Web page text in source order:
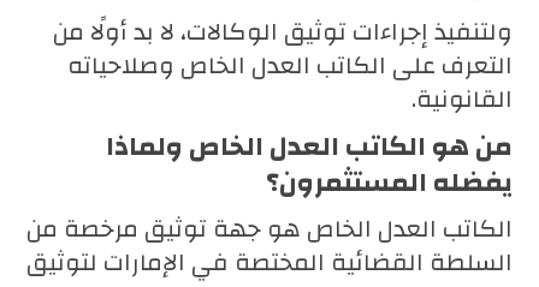
ولتنفيذ إجراءات توثيق الوكالات، لا بد أولًا من
التعرف على الكاتب العدل الخاص وصلاحياته
القانونية.
من هو الكاتب العدل الخاص ولماذا
يفضله المستثمرون؟
الكاتب العدل الخاص هو جهة توثيق مرخصة من
السلطة القضائية المختصة في الإمارات لتوثيق